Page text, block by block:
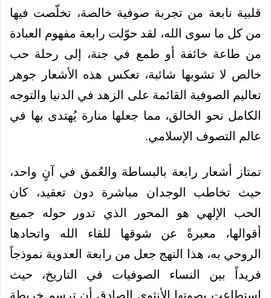
قلبية نابعة من تجربة صوفية خالصة، تخلّصت فيها
من كل ما سوى الله، لقد حوّلت رابعة مفهوم العبادة
من طاعة خائفة أو طمع في جنة، إلى رحلة حب
خالص لا تشوبها شائبة، تعكس هذه الأشعار جوهر
تعاليم الصوفية القائمة على الزهد في الدنيا والتوجه
الكامل نحو الخالق، مما جعلها منارة يُهتدى بها في
عالم التصوف الإسلامي.
تمتاز أشعار رابعة بالبساطة والعُمق في آنٍ واحد،
حيث تخاطب الوجدان مباشرة دون تعقيد، كان
الحب الإلهي هو المحور الذي تدور حوله جميع
أقوالها، معبرةً عن شوقها للقاء الله واتحادها
الروحي به، هذا النهج جعل من رابعة العدوية نموذجاً
فريداً بين النساء الصوفيات في التاريخ، حيث
استطاعت بصوتها الأنثوي الصادق أن ترسم خريطة